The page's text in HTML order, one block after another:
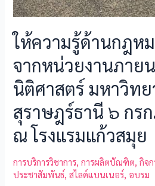
ให้ความรู้ด้านกฎห
จากหน่วยงานภาย
นิติศาสตร์ มหาวิท
สุราษฎร์ธานี ๖ ก
ณ โรงแรมแก้วสมุย
การบริการวิชาการ,การผลิตบัณฑิต,กิจ
ประชาสัมพันธ์,สไลด์แบนเนอร์, อบรม